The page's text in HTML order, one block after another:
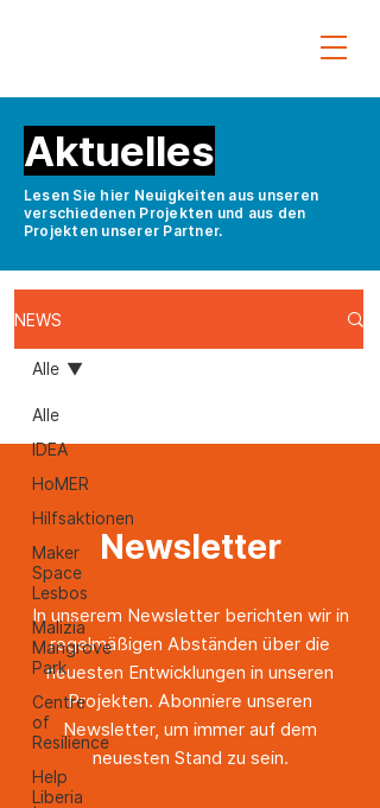
Aktuelles
Lesen Sie hier Neuigkeiten aus unseren
verschiedenen Projekten und aus den
Projekten unserer Partner.
NEWS
Alle
IDEA
HoMER
Hilfsaktionen
Maker
Space
Lesbos
Malizia
Mangrove
Park
Centre
of
Resilience
Help
Liberia
Alle
Newsletter
In unserem Newsletter berichten wir in
regelmäßigen Abständen über die
neuesten Entwicklungen in unseren
Projekten. Abonniere unseren
Newsletter, um immer auf dem
neuesten Stand zu sein.